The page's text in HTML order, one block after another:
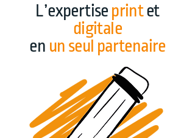
L’expertise printet
digitale
en un seul partenaire